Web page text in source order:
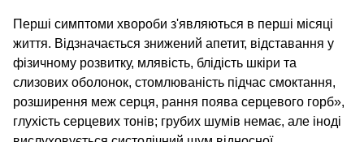
Перші симптоми хвороби з'являються в перші місяці
життя. Відзначається знижений апетит, відставання у
фізичному розвитку, млявість, блідість шкіри та
слизових оболонок, стомлюваність підчас смоктання,
розширення меж серця, рання поява серцевого горб»,
глухість серцевих тонів; грубих шумів немає, але іноді